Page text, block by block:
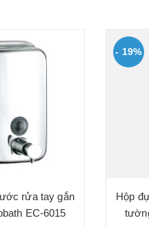
rửa tay gắn
EC-6015
- 19%
Hộp